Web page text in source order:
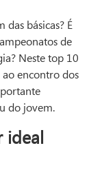
básicas? É
de
Neste top 10
ao encontro dos
do jovem.
ideal